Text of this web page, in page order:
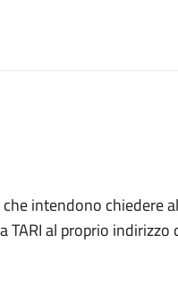
intendono chiedere
al proprio